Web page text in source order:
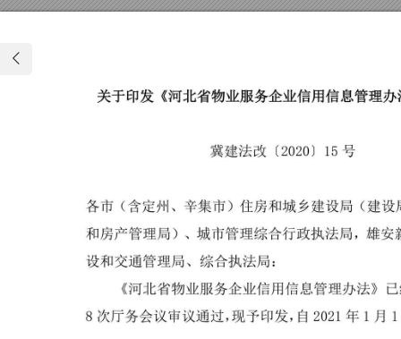
关于印发 《河北省物业服务企业信用信息管理办
冀建法改 〔
２０
２０〕１５号
各市 （含定州 、辛集市）住房和城乡建设局 （建设
和房产管理局）、城市管理综合行政执法局，雄安
设和交通管理局、综合执法局：
《河北省物业服务企业信用信息管理办法》己
８次厅务会议审议通过，
现予印发，自２０２
１ 年 １月